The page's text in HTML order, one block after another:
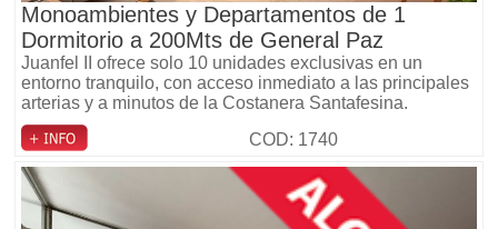
Monoambientes y Departamentos de 1
Dormitorio a 200Mts de General Paz
Juanfel II ofrece solo 10 unidades exclusivas en un
entorno tranquilo, con acceso inmediato a las principales
arterias y a minutos de la Costanera Santafesina.
COD: 1740